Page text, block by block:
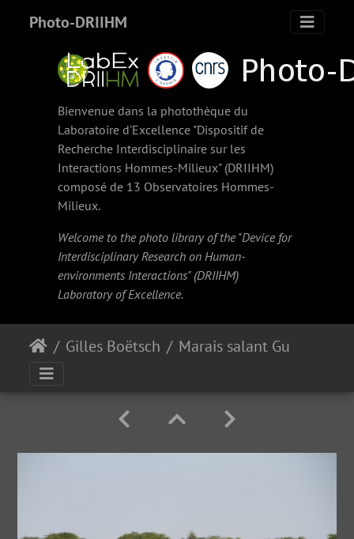
Photo-DRIIHM
Bienvenue dans la photothèque du
Laboratoire d'Excellence "Dispositif de
Recherche Interdisciplinaire sur les
Interactions Hommes-Milieux" (DRIIHM)
composé de 13 Observatoires Hommes-
Milieux.
Welcome to the photo library of the "Device for
Interdisciplinary Research on Human-
environments Interactions" (DRIIHM)
Laboratory of Excellence.
Gilles Boëtsch